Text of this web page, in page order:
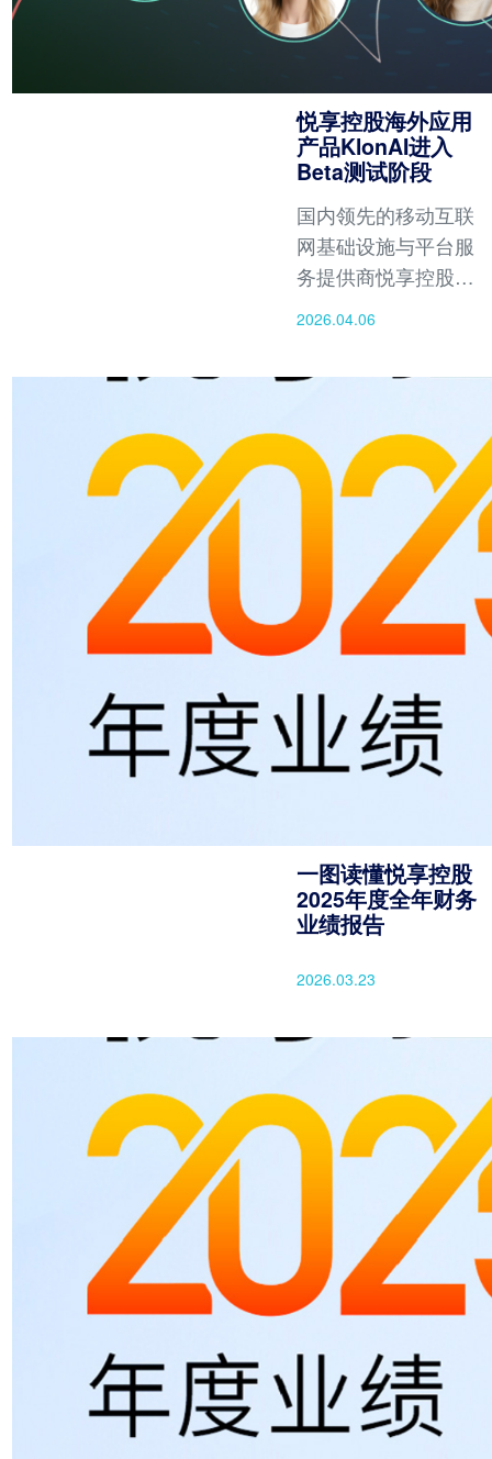
悦享控股海外应用
产品KlonAI进入
Beta测试阶段
国内领先的移动互联
网基础设施与平台服
务提供商悦享控股其
首款AI写真与数字身
向亚洲、拉美、北美
地区用户开放首批体
验名额。此次测试标
志着公司在海外市场
扩张迈出了关键一
2026.04.06
一图读懂悦享控股
2025年度全年财务
业绩报告
2026.03.23